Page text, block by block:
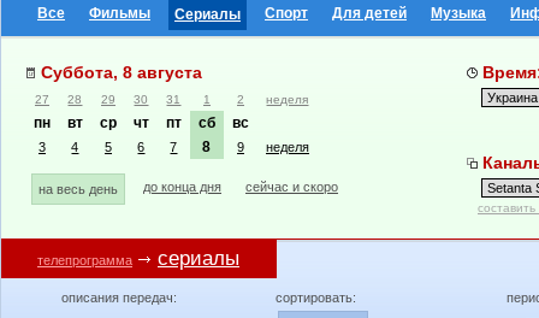
Все Фильмы Сериалы Спорт Для детей Музыка
Суббота, 8 августа
27 28 29 30 31 1 2 неделя
пн вт ср чт пт сб вс
3 4 5 6 7 8 9 неделя
на весь день до конца дня сейчас и скоро
телепрограмма сериалы
описания передач:
сортировать: